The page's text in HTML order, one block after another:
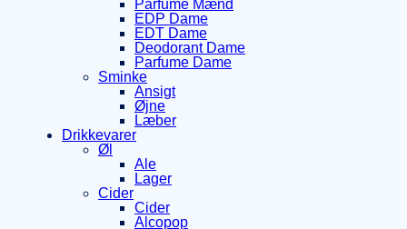
Parfume Mænd
EDP Dame
EDT Dame
Deodorant Dame
Parfume Dame
Sminke
Ansigt
Øjne
Læber
Drikkevarer
Øl
Ale
Lager
Cider
Cider
Alcopop